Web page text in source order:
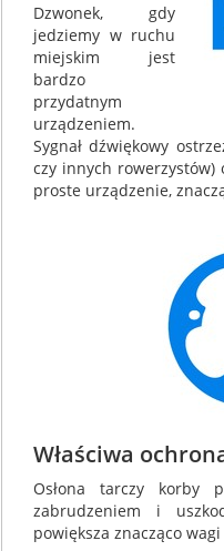
Dzwonek, gdy
jedziemy w ruchu
miejskim jest
bardzo
przydatnym
urządzeniem.
Sygnał dźwiękowy
czy innych rowerzystów)
proste urządzenie,
Właściwa
Osłona tarczy korby
zabrudzeniem i
powiększa znacząco